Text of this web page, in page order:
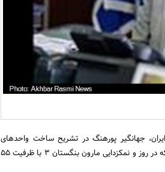
جهانگیر پورهنگ در تشریح ساخت واحدهای
نمک‎زدایی جدید به دو طرح مهم نمک‎زدایی کوپال با ظرفیت 95 هزار بشکه در روز و نمک‎زدایی مارون بنگستان 3 با ظرفیت 55